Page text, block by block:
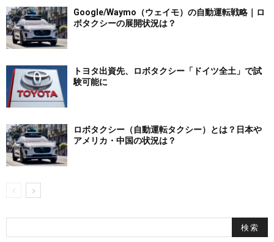
Google/Waymo（ウェイモ）の自動運転戦略｜ロ
ボタクシーの展開状況は？
トヨタ出資先、ロボタクシー「ドイツ全土」で試
験可能に
ロボタクシー（自動運転タクシー）とは？日本や
アメリカ・中国の状況は？